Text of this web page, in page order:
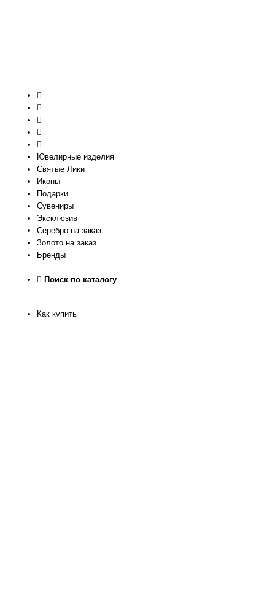
Ювелирные изделия
Святые Лики
Иконы
Подарки
Сувениры
Эксклюзив
Серебро на заказ
Золото на заказ
Бренды
Поиск по каталогу
Как купить